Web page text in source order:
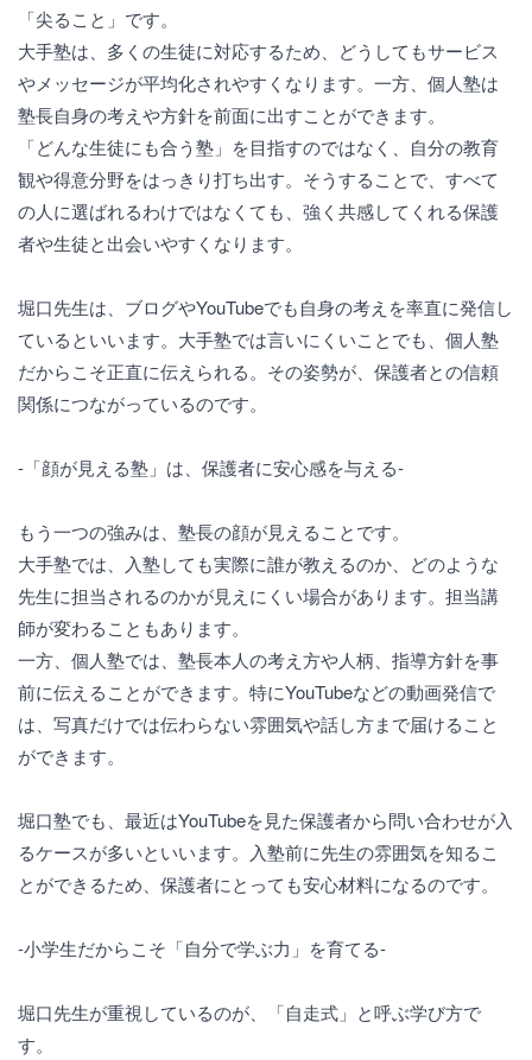
「尖ること」です。
大手塾は、多くの生徒に対応するため、どうしてもサービス
やメッセージが平均化されやすくなります。一方、個人塾は
塾長自身の考えや方針を前面に出すことができます。
「どんな生徒にも合う塾」を目指すのではなく、自分の教育
観や得意分野をはっきり打ち出す。そうすることで、すべて
の人に選ばれるわけではなくても、強く共感してくれる保護
者や生徒と出会いやすくなります。
堀口先生は、ブログやYouTubeでも自身の考えを率直に発信し
ているといいます。大手塾では言いにくいことでも、個人塾
だからこそ正直に伝えられる。その姿勢が、保護者との信頼
関係につながっているのです。
-「顔が見える塾」は、保護者に安心感を与える-
もう一つの強みは、塾長の顔が見えることです。
大手塾では、入塾しても実際に誰が教えるのか、どのような
先生に担当されるのかが見えにくい場合があります。担当講
師が変わることもあります。
一方、個人塾では、塾長本人の考え方や人柄、指導方針を事
前に伝えることができます。特にYouTubeなどの動画発信で
は、写真だけでは伝わらない雰囲気や話し方まで届けること
ができます。
堀口塾でも、最近はYouTubeを見た保護者から問い合わせが入
るケースが多いといいます。入塾前に先生の雰囲気を知るこ
とができるため、保護者にとっても安心材料になるのです。
-小学生だからこそ「自分で学ぶ力」を育てる-
堀口先生が重視しているのが、「自走式」と呼ぶ学び方で
す。